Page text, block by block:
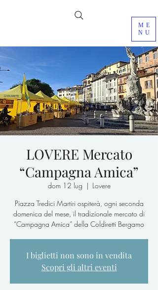
ME
NU
LOVERE Mercato
“Campagna Amica”
dom 12 lug
  |
Lovere
Piazza Tredici Martiri ospiterà, ogni seconda
domenica del mese, il tradizionale mercato di
“Campagna Amica” della Coldiretti Bergamo
I biglietti non sono in vendita
Scopri gli altri eventi